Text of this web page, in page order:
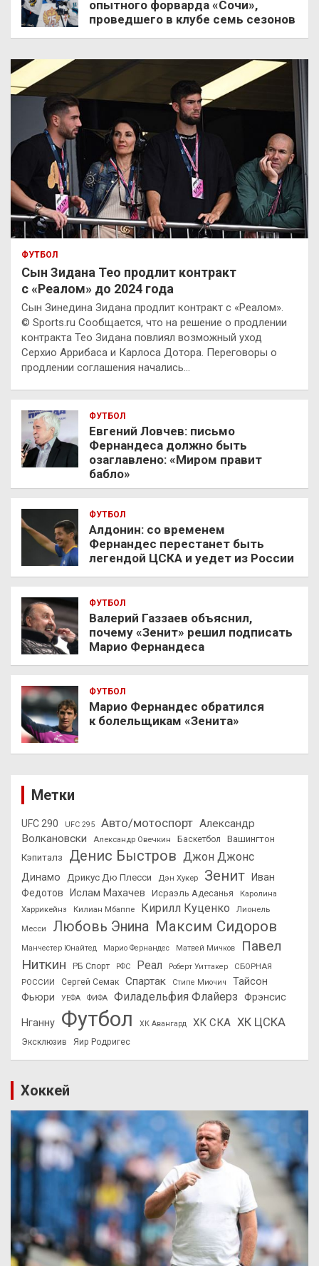
опытного форварда «Сочи»,
проведшего в клубе семь сезонов
ФУТБОЛ
Сын Зидана Тео продлит контракт
с «Реалом» до 2024 года
Сын Зинедина Зидана продлит контракт с «Реалом».
© Sports.ru Сообщается, что на решение о продлении
контракта Тео Зидана повлиял возможный уход
Серхио Аррибаса и Карлоса Дотора. Переговоры о
продлении соглашения начались…
ФУТБОЛ
Евгений Ловчев: письмо
Фернандеса должно быть
озаглавлено: «Миром правит
бабло»
ФУТБОЛ
Алдонин: со временем
Фернандес перестанет быть
легендой ЦСКА и уедет из России
ФУТБОЛ
Валерий Газзаев объяснил,
почему «Зенит» решил подписать
Марио Фернандеса
ФУТБОЛ
Марио Фернандес обратился
к болельщикам «Зенита»
Метки
UFC 290 UFC 295 Авто/мотоспорт Александр
Волкановски
Александр Овечкин Баскетбол
Вашингтон
Кэпиталз
Денис Быстров Джон Джонс
Динамо Дрикус Дю Плесси Дэн Хукер Зенит
Иван
Федотов
Ислам Махачев Исраэль Адесанья
Каролина
Харрикейнз
Килиан Мбаппе Кирилл Куценко
Лионель
Месси
Любовь Энина Максим Сидоров
Манчестер Юнайтед Марио Фернандес Матвей Мичков
Павел
Ниткин
РБ Спорт РФС Реал Роберт Уиттакер
СБОРНАЯ
РОССИИ
Сергей Семак Спартак Стипе Миочич
Тайсон
Фьюри
УЕФА ФИФА Филадельфия Флайерз Фрэнсис
Нганну Футбол ХК Авангард ХК СКА ХК ЦСКА
Эксклюзив Яир Родригес
Хоккей